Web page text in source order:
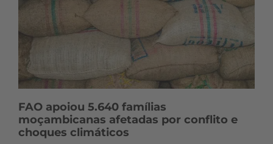
FAO apoiou 5.640 famílias
moçambicanas afetadas por conflito e
choques climáticos